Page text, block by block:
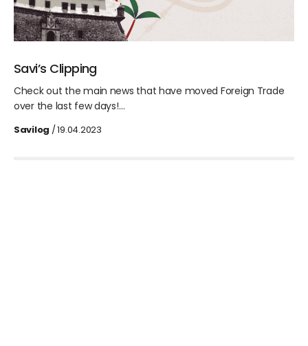
Savi’s Clipping
Check out the main news that have moved Foreign Trade
over the last few days!…
Savilog / 19.04.2023